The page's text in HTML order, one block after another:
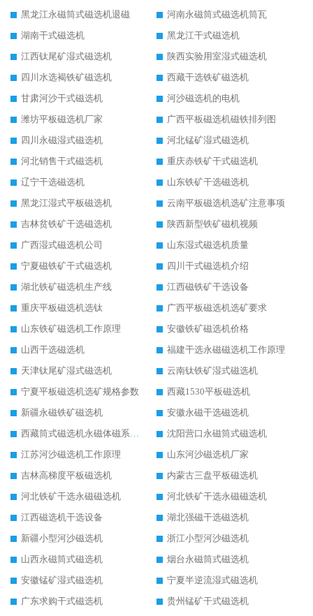
黑龙江永磁筒式磁选机退磁
河南永磁筒式磁选机筒瓦
湖南干式磁选机
黑龙江干式磁选机
江西钛尾矿湿式磁选机
陕西实验用室湿式磁选机
四川水选褐铁矿磁选机
西藏干选铁矿磁选机
甘肃河沙干式磁选机
河沙磁选机的电机
潍坊平板磁选机厂家
广西平板磁选机磁铁排列图
四川永磁湿式磁选机
河北锰矿湿式磁选机
河北销售干式磁选机
重庆赤铁矿干式磁选机
辽宁干选磁选机
山东铁矿干选磁选机
黑龙江湿式平板磁选机
云南平板磁选机选矿注意事项
吉林贫铁矿干选磁选机
陕西新型铁矿磁机视频
广西湿式磁选机公司
山东湿式磁选机质量
宁夏磁铁矿干式磁选机
四川干式磁选机介绍
湖北铁矿磁选机生产线
江西磁铁矿干选设备
重庆平板磁选机选钛
广西平板磁选机选矿要求
山东铁矿磁选机工作原理
安徽铁矿磁选机价格
山西干选磁选机
福建干选永磁磁选机工作原理
天津钛尾矿湿式磁选机
云南钛铁矿湿式磁选机
宁夏平板磁选机选矿规格参数
西藏1530平板磁选机
新疆永磁铁矿磁选机
安徽永磁干选磁选机
西藏筒式磁选机永磁体磁系设计
沈阳营口永磁筒式磁选机
江苏河沙磁选机工作原理
山东河沙磁选机厂家
吉林高梯度平板磁选机
内蒙古三盘平板磁选机
河北铁矿干选永磁磁选机
河北铁矿干选永磁磁选机
江西磁选机干选设备
湖北强磁干选磁选机
新疆小型河沙磁选机
浙江小型河沙磁选机
山西永磁筒式磁选机
烟台永磁筒式磁选机
安徽锰矿湿式磁选机
宁夏半逆流湿式磁选机
广东求购干式磁选机
贵州锰矿干式磁选机